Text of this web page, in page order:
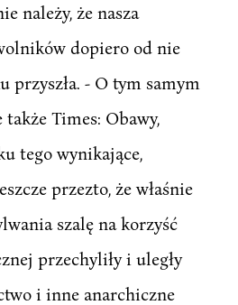
należy, że nasza
dopiero od nie
przyszła. - O tym samym
Times: Obawy,
tego wynikające,
przezto, że właśnie
szalę na korzyść
przechyliły i uległy
i inne anarchiczne